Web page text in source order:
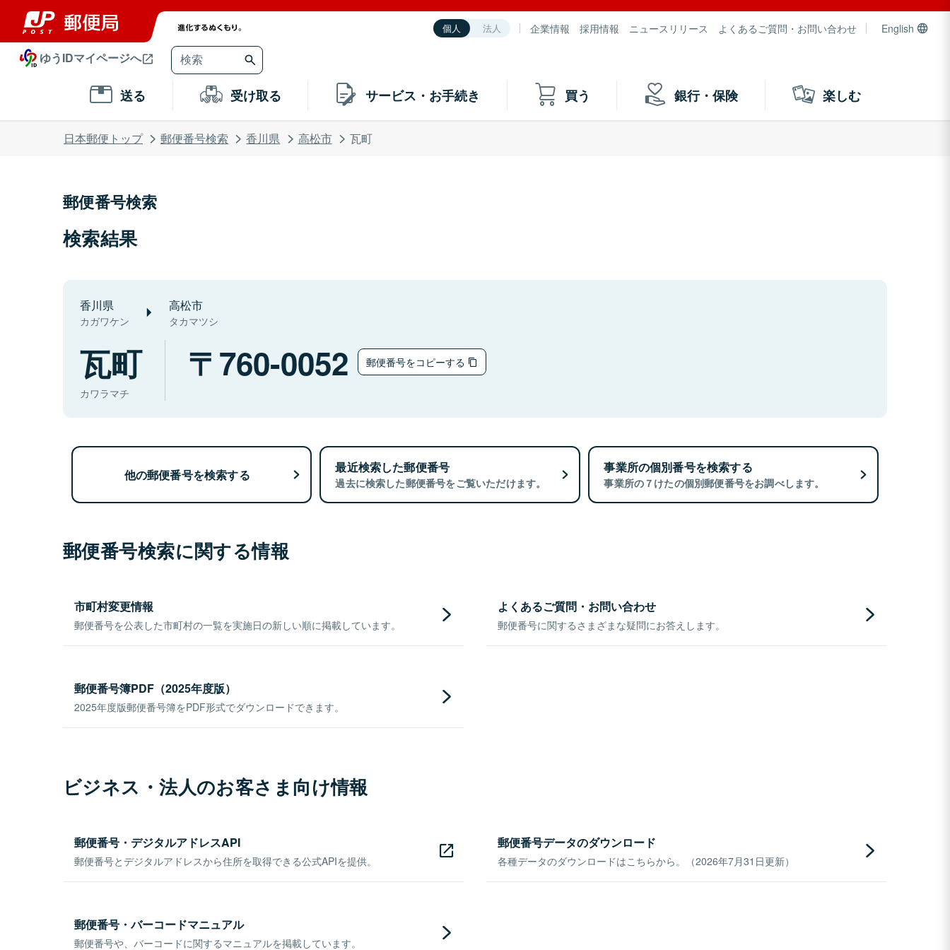
個人 法人 企業情報 採用情報 ニュースリリース よくあるご質問・お問い合わせ English
ゆうIDマイページへ
送る 受け取る サービス・お手続き 買う 銀行・保険 楽しむ
日本郵便トップ 郵便番号検索 香川県 高松市 瓦町
郵便番号検索
検索結果
香川県
カガワケン
高松市
タカマツシ
瓦町
カワラマチ
760-0052 郵便番号をコピーする
他の郵便番号を検索する 最近検索した郵便番号
過去に検索した郵便番号をご覧いただけます。
事業所の個別番号を検索する
事業所の７けたの個別郵便番号をお調べします。
郵便番号検索に関する情報
市町村変更情報
郵便番号を公表した市町村の一覧を実施日の新しい順に掲載しています。
よくあるご質問・お問い合わせ
郵便番号に関するさまざまな疑問にお答えします。
郵便番号簿PDF（2025年度版）
2025年度版郵便番号簿をPDF形式でダウンロードできます。
ビジネス・法人のお客さま向け情報
郵便番号・デジタルアドレスAPI
郵便番号とデジタルアドレスから住所を取得できる公式APIを提供。
郵便番号データのダウンロード
各種データのダウンロードはこちらから。（2026年7月31日更新）
郵便番号・バーコードマニュアル
郵便番号や、バーコードに関するマニュアルを掲載しています。